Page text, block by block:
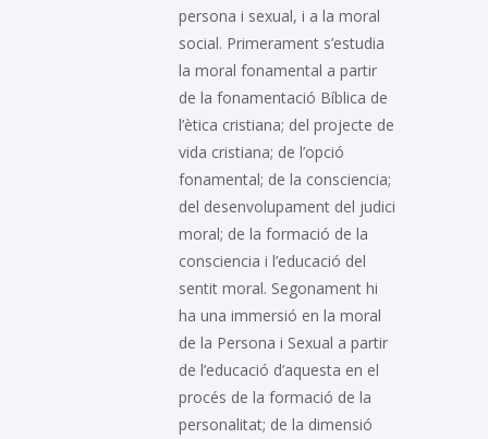
persona i sexual, i a la moral
social. Primerament s’estudia
la moral fonamental a partir
de la fonamentació Bíblica de
l’ètica cristiana; del projecte de
vida cristiana; de l’opció
fonamental; de la consciencia;
del desenvolupament del judici
moral; de la formació de la
consciencia i l’educació del
sentit moral. Segonament hi
ha una immersió en la moral
de la Persona i Sexual a partir
de l’educació d’aquesta en el
procés de la formació de la
personalitat; de la dimensió